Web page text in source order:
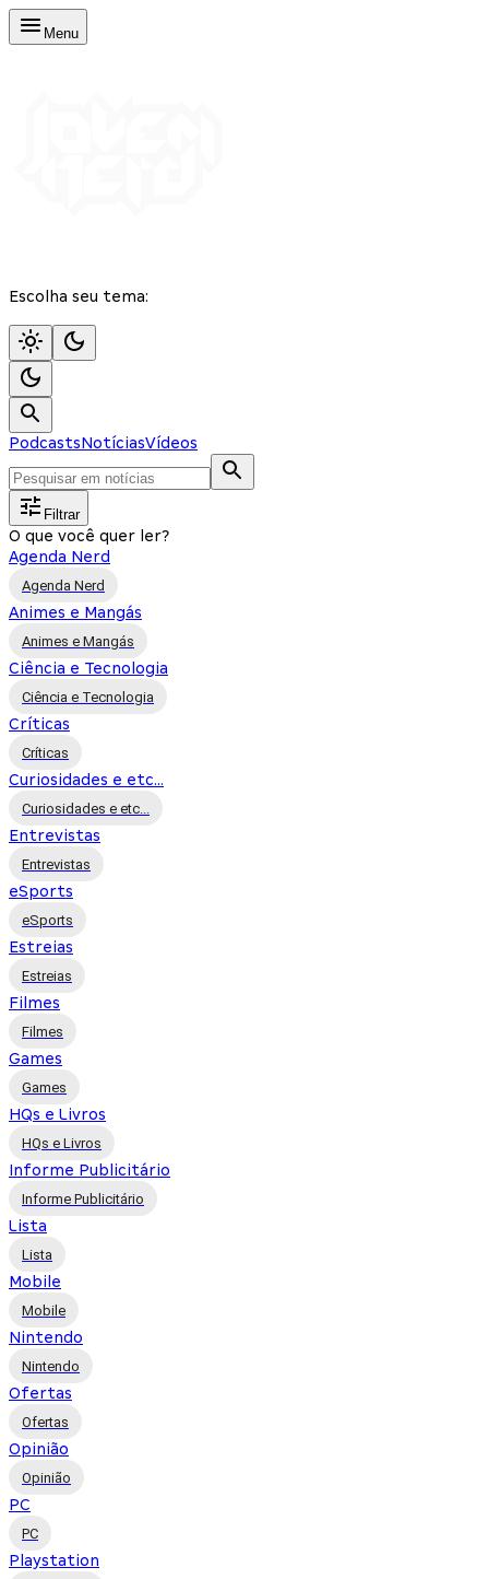
Menu
Escolha seu tema:
PodcastsNotíciasVídeos
Filtrar
O que você quer ler?
Agenda Nerd
Agenda Nerd
Animes e Mangás
Animes e Mangás
Ciência e Tecnologia
Ciência e Tecnologia
Críticas
Críticas
Curiosidades e etc...
Curiosidades e etc...
Entrevistas
Entrevistas
eSports
eSports
Estreias
Estreias
Filmes
Filmes
Games
Games
HQs e Livros
HQs e Livros
Informe Publicitário
Informe Publicitário
Lista
Lista
Mobile
Mobile
Nintendo
Nintendo
Ofertas
Ofertas
Opinião
Opinião
PC
PC
Playstation